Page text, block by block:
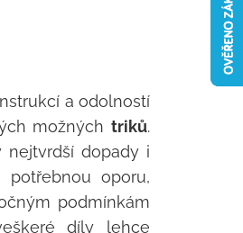
a odolností
možných triků.
dopady i
oporu,
podmínkám
díly lehce